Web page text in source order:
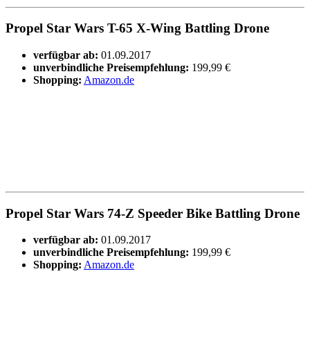
Propel Star Wars T-65 X-Wing Battling Drone
verfügbar ab: 01.09.2017
unverbindliche Preisempfehlung: 199,99 €
Shopping: Amazon.de
Propel Star Wars 74-Z Speeder Bike Battling Drone
verfügbar ab: 01.09.2017
unverbindliche Preisempfehlung: 199,99 €
Shopping: Amazon.de